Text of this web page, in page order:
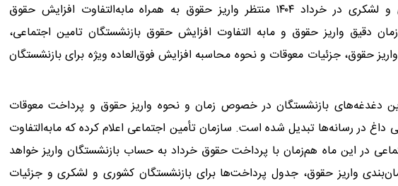
بازنشستگان تأمین اجتماعی، کشوری و لشکری در خرداد ۱۴۰۴ منتظر واریز حقوق به همراه مابه‌التفاوت افزایش حقوق
دقیق واریز حقوق و مابه التفاوت افزایش حقوق بازنشستگان تامین اجتماعی،
حقوق، جزئیات معوقات و نحوه محاسبه افزایش فوق‌العاده ویژه برای بازنشستگان
یکی از مهم‌ترین دغدغه‌های بازنشستگان در خصوص زمان و نحوه واریز حقوق و پرداخت معوقات
در رسانه‌ها تبدیل شده است. سازمان تأمین اجتماعی اعلام کرده که مابه‌التفاوت
در این ماه هم‌زمان با پرداخت حقوق خرداد به حساب بازنشستگان واریز خواهد
واریز حقوق، جدول پرداخت‌ها برای بازنشستگان کشوری و لشکری و جزئیات